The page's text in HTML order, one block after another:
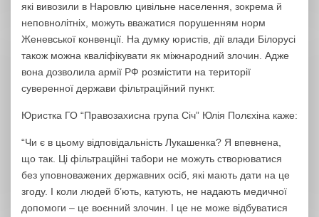
які вивозили в Наровлю цивільне населення, зокрема й
неповнолітніх, можуть вважатися порушенням норм
Женевської конвенції. На думку юристів, дії влади Білорусі
також можна кваліфікувати як міжнародний злочин. Адже
вона дозволила армії РФ розмістити на території
суверенної держави фільтраційний пункт.
Юристка ГО “Правозахисна група Січ” Юлія Полєхіна каже:
“Чи є в цьому відповідальність Лукашенка? Я впевнена,
що так. Ці фільтраційні табори не можуть створюватися
без уповноважених державних осіб, які мають дати на це
згоду. І коли людей б’ють, катують, не надають медичної
допомоги – це воєнний злочин. І це не може відбуватися